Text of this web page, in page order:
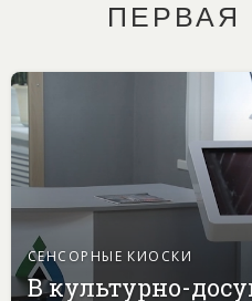
ПЕРВАЯ
СЕНСОРНЫЕ КИОСКИ
В культурно-